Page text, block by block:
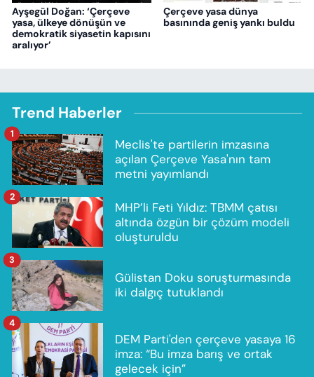
Ayşegül Doğan: ‘Çerçeve
yasa, ülkeye dönüşün ve
demokratik siyasetin kapısını
aralıyor’
Çerçeve yasa dünya
basınında geniş yankı buldu
Trend Haberler
Meclis'te partilerin imzasına
açılan Çerçeve Yasa'nın tam
metni yayımlandı
1
MHP’li Feti Yıldız: TBMM çatısı
altında özgün bir çözüm modeli
oluşturuldu
2
Gülistan Doku soruşturmasında
iki dalgıç tutuklandı
3
DEM Parti'den çerçeve yasaya 16
imza: “Bu imza barış ve ortak
gelecek için”
4